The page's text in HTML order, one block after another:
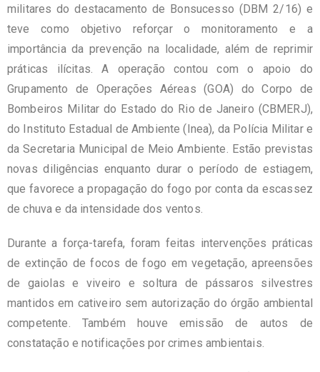
militares do destacamento de Bonsucesso (DBM 2/16) e
teve como objetivo reforçar o monitoramento e a
importância da prevenção na localidade, além de reprimir
práticas ilícitas. A operação contou com o apoio do
Grupamento de Operações Aéreas (GOA) do Corpo de
Bombeiros Militar do Estado do Rio de Janeiro (CBMERJ),
do Instituto Estadual de Ambiente (Inea), da Polícia Militar e
da Secretaria Municipal de Meio Ambiente. Estão previstas
novas diligências enquanto durar o período de estiagem,
que favorece a propagação do fogo por conta da escassez
de chuva e da intensidade dos ventos.
Durante a força-tarefa, foram feitas intervenções práticas
de extinção de focos de fogo em vegetação, apreensões
de gaiolas e viveiro e soltura de pássaros silvestres
mantidos em cativeiro sem autorização do órgão ambiental
competente. Também houve emissão de autos de
constatação e notificações por crimes ambientais.